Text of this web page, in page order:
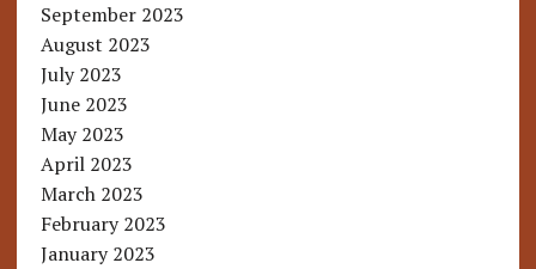
September 2023
August 2023
July 2023
June 2023
May 2023
April 2023
March 2023
February 2023
January 2023